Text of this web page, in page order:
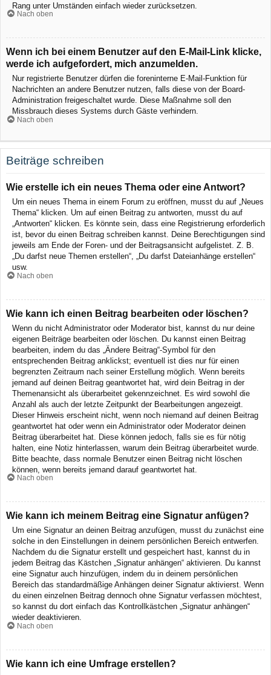
Rang unter Umständen einfach wieder zurücksetzen.
Nach oben
Wenn ich bei einem Benutzer auf den E-Mail-Link klicke,
werde ich aufgefordert, mich anzumelden.
Nur registrierte Benutzer dürfen die foreninterne E-Mail-Funktion für
Nachrichten an andere Benutzer nutzen, falls diese von der Board-
Administration freigeschaltet wurde. Diese Maßnahme soll den
Missbrauch dieses Systems durch Gäste verhindern.
Nach oben
Beiträge schreiben
Wie erstelle ich ein neues Thema oder eine Antwort?
Um ein neues Thema in einem Forum zu eröffnen, musst du auf „Neues
Thema“ klicken. Um auf einen Beitrag zu antworten, musst du auf
„Antworten“ klicken. Es könnte sein, dass eine Registrierung erforderlich
ist, bevor du einen Beitrag schreiben kannst. Deine Berechtigungen sind
jeweils am Ende der Foren- und der Beitragsansicht aufgelistet. Z. B.
„Du darfst neue Themen erstellen“, „Du darfst Dateianhänge erstellen“
usw.
Nach oben
Wie kann ich einen Beitrag bearbeiten oder löschen?
Wenn du nicht Administrator oder Moderator bist, kannst du nur deine
eigenen Beiträge bearbeiten oder löschen. Du kannst einen Beitrag
bearbeiten, indem du das „Ändere Beitrag“-Symbol für den
entsprechenden Beitrag anklickst; eventuell ist dies nur für einen
begrenzten Zeitraum nach seiner Erstellung möglich. Wenn bereits
jemand auf deinen Beitrag geantwortet hat, wird dein Beitrag in der
Themenansicht als überarbeitet gekennzeichnet. Es wird sowohl die
Anzahl als auch der letzte Zeitpunkt der Bearbeitungen angezeigt.
Dieser Hinweis erscheint nicht, wenn noch niemand auf deinen Beitrag
geantwortet hat oder wenn ein Administrator oder Moderator deinen
Beitrag überarbeitet hat. Diese können jedoch, falls sie es für nötig
halten, eine Notiz hinterlassen, warum dein Beitrag überarbeitet wurde.
Bitte beachte, dass normale Benutzer einen Beitrag nicht löschen
können, wenn bereits jemand darauf geantwortet hat.
Nach oben
Wie kann ich meinem Beitrag eine Signatur anfügen?
Um eine Signatur an deinen Beitrag anzufügen, musst du zunächst eine
solche in den Einstellungen in deinem persönlichen Bereich entwerfen.
Nachdem du die Signatur erstellt und gespeichert hast, kannst du in
jedem Beitrag das Kästchen „Signatur anhängen“ aktivieren. Du kannst
eine Signatur auch hinzufügen, indem du in deinem persönlichen
Bereich das standardmäßige Anhängen deiner Signatur aktivierst. Wenn
du einen einzelnen Beitrag dennoch ohne Signatur verfassen möchtest,
so kannst du dort einfach das Kontrollkästchen „Signatur anhängen“
wieder deaktivieren.
Nach oben
Wie kann ich eine Umfrage erstellen?